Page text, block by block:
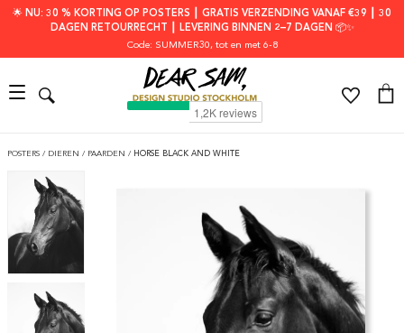
🌟 NU: 30 % KORTING OP POSTERS ┃ GRATIS VERZENDING VANAF €39 ┃ 30
DAGEN RETOURRECHT ┃ LEVERING BINNEN 2–7 DAGEN 📦✨
Code: SUMMER30, tot en met 6-8
POSTERS / DIEREN / PAARDEN / HORSE BLACK AND WHITE